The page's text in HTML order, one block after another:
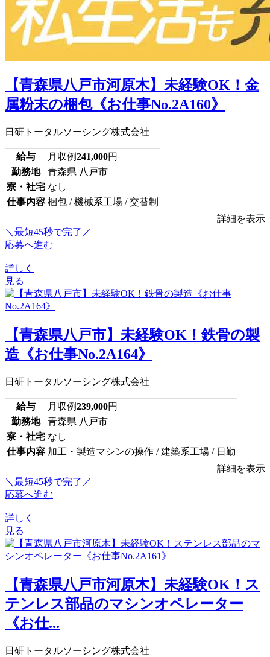
【青森県八戸市河原木】未経験OK！金
属粉末の梱包《お仕事No.2A160》
日研トータルソーシング株式会社
給与 月収例241,000円
勤務地
青森県 八戸市
寮・社宅 なし
仕事内容 梱包 / 機械系工場 / 交替制
詳細を表示
＼最短45秒で完了／
応募へ進む
詳しく
見る
【青森県八戸市】未経験OK！鉄骨の製
造《お仕事No.2A164》
日研トータルソーシング株式会社
給与 月収例239,000円
勤務地
青森県 八戸市
寮・社宅 なし
仕事内容 加工・製造マシンの操作 / 建築系工場 / 日勤
詳細を表示
＼最短45秒で完了／
応募へ進む
詳しく
見る
【青森県八戸市河原木】未経験OK！ス
テンレス部品のマシンオペレーター
《お仕...
日研トータルソーシング株式会社